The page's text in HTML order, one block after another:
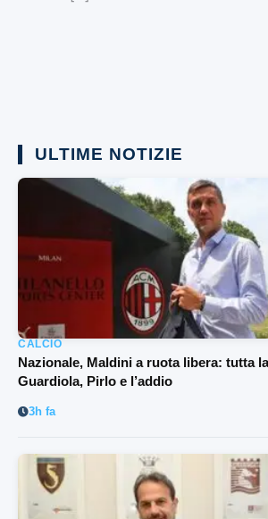
ULTIME NOTIZIE
CALCIO
Nazionale, Maldini a ruota libera: tutta
Guardiola, Pirlo e l’addio
3h fa